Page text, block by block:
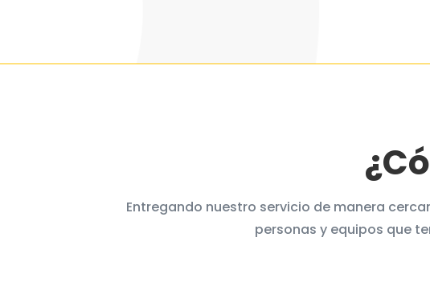
Entregando nuestro servicio de manera
personas y equipos que